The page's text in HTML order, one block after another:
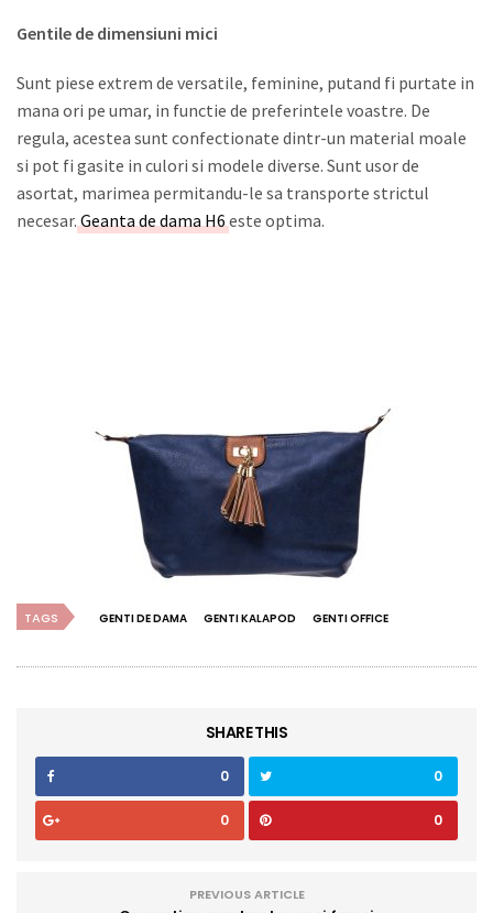
Gentile de dimensiuni mici
Sunt piese extrem de versatile, feminine, putand fi purtate in
mana ori pe umar, in functie de preferintele voastre. De
regula, acestea sunt confectionate dintr-un material moale
si pot fi gasite in culori si modele diverse. Sunt usor de
asortat, marimea permitandu-le sa transporte strictul
necesar. Geanta de dama H6 este optima.
TAGS GENTI DE DAMA GENTI KALAPOD GENTI OFFICE
SHARE THIS
0 0
0 0
PREVIOUS ARTICLE